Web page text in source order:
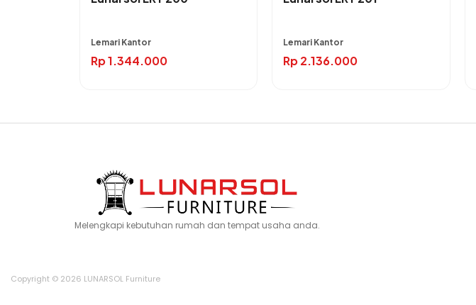
Lemari Kantor
Rp1.344.000
Lemari Kantor
Rp2.136.000
Melengkapi kebutuhan rumah dan tempat usaha anda.
Copyright © 2026 LUNARSOL Furniture